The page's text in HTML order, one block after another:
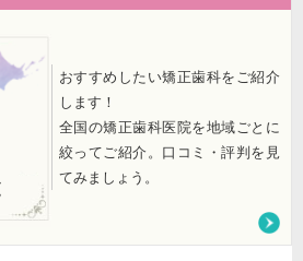
おすすめしたい矯正歯科をご紹介
します！
全国の矯正歯科医院を地域ごとに
絞ってご紹介。口コミ・評判を見
てみましょう。